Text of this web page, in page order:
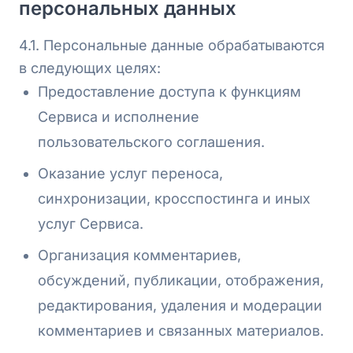
персональных данных
4.1. Персональные данные обрабатываются
в следующих целях:
Предоставление доступа к функциям
Сервиса и исполнение
пользовательского соглашения.
Оказание услуг переноса,
синхронизации, кросспостинга и иных
услуг Сервиса.
Организация комментариев,
обсуждений, публикации, отображения,
редактирования, удаления и модерации
комментариев и связанных материалов.